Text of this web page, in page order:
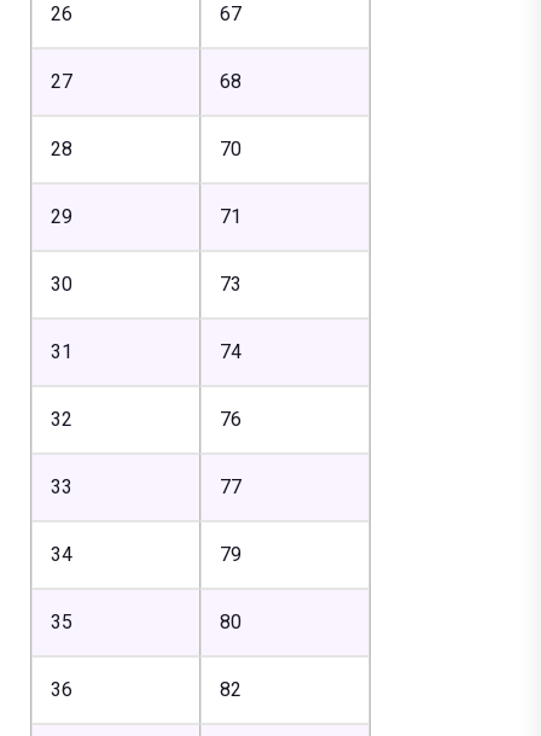
26 67
27 68
28 70
29 71
30 73
31 74
32 76
33 77
34 79
35 80
36 82